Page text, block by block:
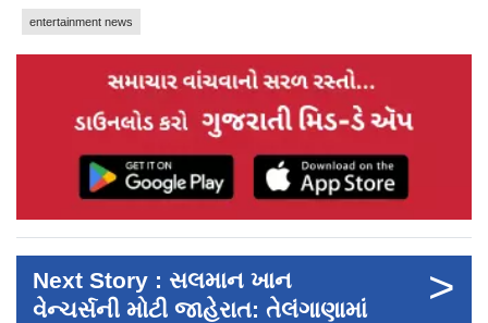
entertainment news
Next Story : સલમાન ખાન
વેન્ચર્સની મોટી જાહેરાત: તેલંગાણામાં
>